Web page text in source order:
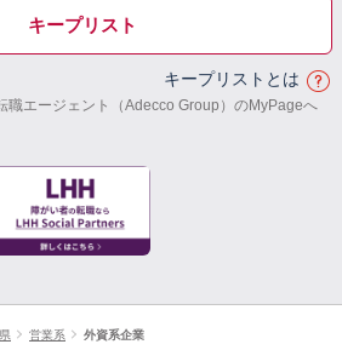
キープリスト
キープリストとは
職エージェント（Adecco Group）のMyPageへ
営業系 外資系企業